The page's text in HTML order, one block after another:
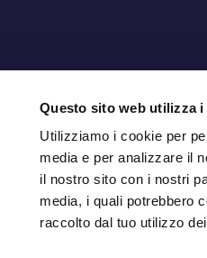
Questo sito web utilizza i
Utilizziamo i cookie per
media e per analizzare il
il nostro sito con i nostri
media, i quali potrebbero
raccolto dal tuo utilizzo